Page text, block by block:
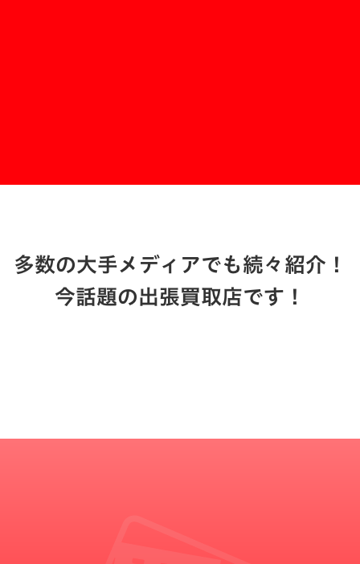
多数の大手メディアでも続々紹介！
今話題の出張買取店です！